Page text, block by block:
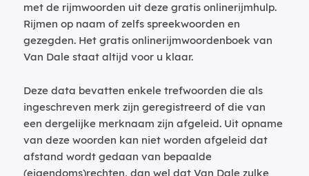
met de rijmwoorden uit deze gratis onlinerijmhulp.
Rijmen op naam of zelfs spreekwoorden en
gezegden. Het gratis onlinerijmwoordenboek van
Van Dale staat altijd voor u klaar.
Deze data bevatten enkele trefwoorden die als
ingeschreven merk zijn geregistreerd of die van
een dergelijke merknaam zijn afgeleid. Uit opname
van deze woorden kan niet worden afgeleid dat
afstand wordt gedaan van bepaalde
(eigendoms)rechten, dan wel dat Van Dale zulke